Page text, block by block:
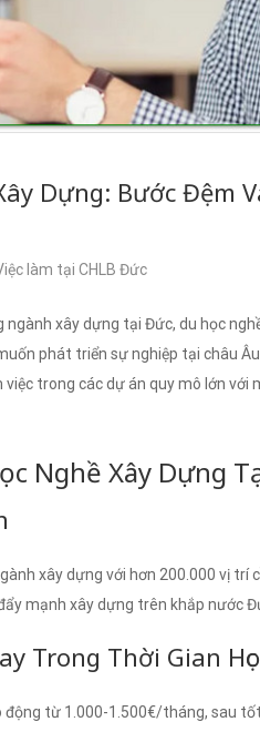
Dựng: Bước Đệm
làm tại CHLB Đức
xây dựng tại Đức, du học
phát triển sự nghiệp tại châu
trong các dự án quy mô lớn với
Nghề Xây Dựng
xây dựng với hơn 200.000 vị trí
mạnh xây dựng trên khắp nước
Trong Thời Gian Học
từ 1.000-1.500€/tháng, sau